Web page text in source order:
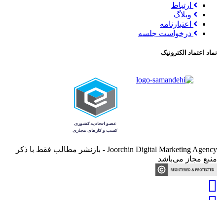
ارتباط
وبلاگ
اعتبارنامه
درخواست جلسه
نماد اعتماد الکترونیک
Joorchin Digital Marketing Agency - بازنشر مطالب فقط با ذکر
منبع مجاز می‌باشد